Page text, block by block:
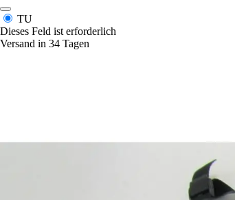
TU
Dieses Feld ist erforderlich
Versand in 34 Tagen